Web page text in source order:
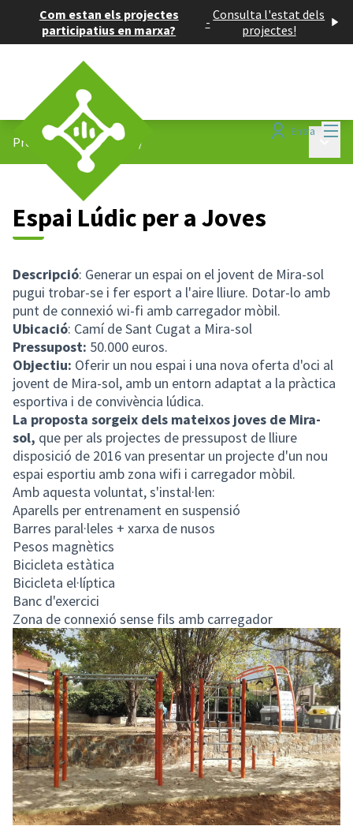
Com estan els projectes
participatius en marxa?
- Consulta l'estat dels
projectes!
Entra
Projectes participatius /
Espai Lúdic per a Joves
Descripció: Generar un espai on el jovent de Mira-sol
pugui trobar-se i fer esport a l'aire lliure. Dotar-lo amb
punt de connexió wi-fi amb carregador mòbil.
Ubicació: Camí de Sant Cugat a Mira-sol
Pressupost: 50.000 euros.
Objectiu: Oferir un nou espai i una nova oferta d'oci al
jovent de Mira-sol, amb un entorn adaptat a la pràctica
esportiva i de convivència lúdica.
La proposta sorgeix dels mateixos joves de Mira-
sol, que per als projectes de pressupost de lliure
disposició de 2016 van presentar un projecte d'un nou
espai esportiu amb zona wifi i carregador mòbil.
Amb aquesta voluntat, s'instal·len:
Aparells per entrenament en suspensió
Barres paral·leles + xarxa de nusos
Pesos magnètics
Bicicleta estàtica
Bicicleta el·líptica
Banc d'exercici
Zona de connexió sense fils amb carregador